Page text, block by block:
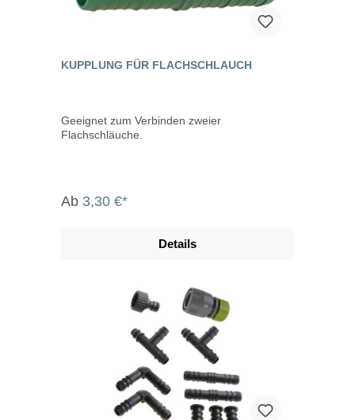
KUPPLUNG FÜR FLACHSCHLAUCH
Geeignet zum Verbinden zweier
Flachschläuche.
Ab 3,30 €*
Details